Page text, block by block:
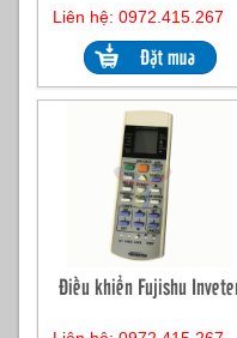
Liên hệ: 0972.415.267
Điều khiển Fujishu